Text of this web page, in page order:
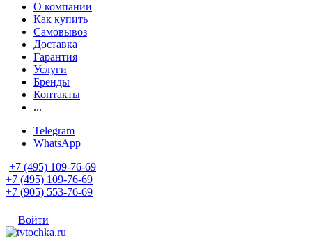
О компании
Как купить
Самовывоз
Доставка
Гарантия
Услуги
Бренды
Контакты
...
Telegram
WhatsApp
+7 (495) 109-76-69
+7 (495) 109-76-69
+7 (905) 553-76-69
Войти